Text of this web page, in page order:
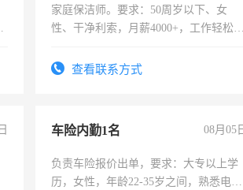
家庭保洁师。要求：50周岁以下、女
性、干净利索，月薪4000+，工作轻松，
太太等。查看联系方式
车险内勤1名 08月05
负责车险报价出单，要求：大专以上学
历，女性，年龄22-35岁之间，熟悉电脑